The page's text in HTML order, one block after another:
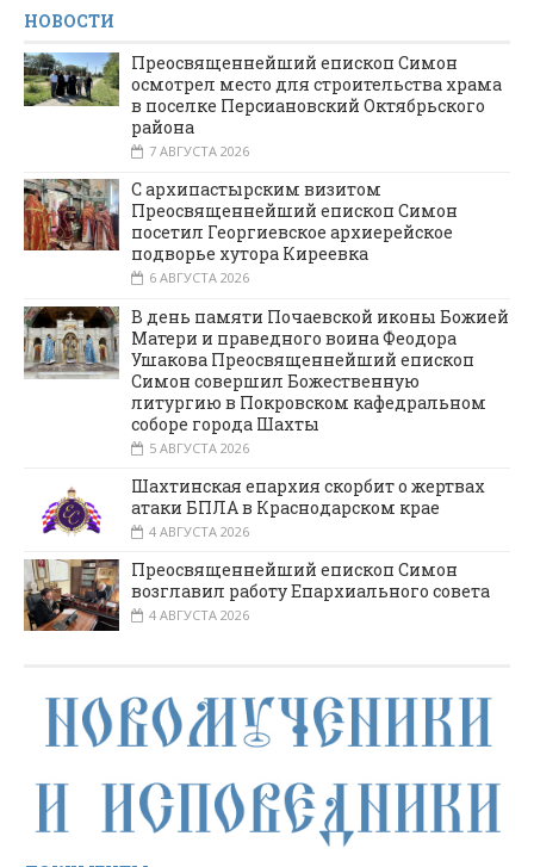
НОВОСТИ
Преосвященнейший епископ Симон
осмотрел место для строительства храма
в поселке Персиановский Октябрьского
района
7 АВГУСТА 2026
С архипастырским визитом
Преосвященнейший епископ Симон
посетил Георгиевское архиерейское
подворье хутора Киреевка
6 АВГУСТА 2026
В день памяти Почаевской иконы Божией
Матери и праведного воина Феодора
Ушакова Преосвященнейший епископ
Симон совершил Божественную
литургию в Покровском кафедральном
соборе города Шахты
5 АВГУСТА 2026
Шахтинская епархия скорбит о жертвах
атаки БПЛА в Краснодарском крае
4 АВГУСТА 2026
Преосвященнейший епископ Симон
возглавил работу Епархиального совета
4 АВГУСТА 2026